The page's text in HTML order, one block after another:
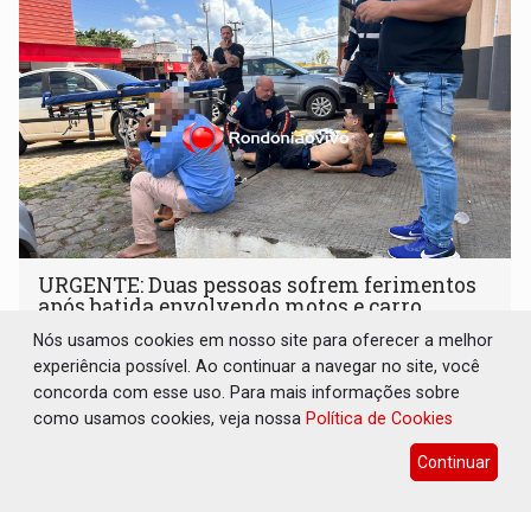
URGENTE: Duas pessoas sofrem ferimentos
após batida envolvendo motos e carro
Polícia 05 de Agosto de 2026 às 11:51
Nós usamos cookies em nosso site para oferecer a melhor
experiência possível. Ao continuar a navegar no site, você
concorda com esse uso. Para mais informações sobre
como usamos cookies, veja nossa Política de Cookies
Continuar